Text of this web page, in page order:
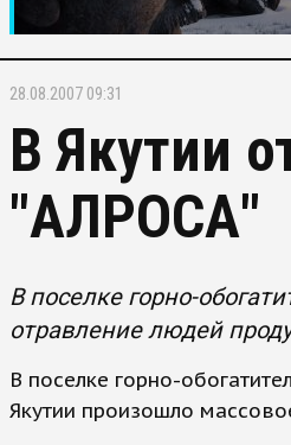
28.08.2007 09:31
В Якутии
"АЛРОСА"
В поселке горно-
отравление людей
В поселке горно-
Якутии произошло